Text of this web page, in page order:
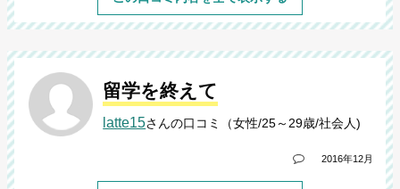
留学を終えて
latte15さんの口コミ（女性/25～29歳/社会人)
2016年12月